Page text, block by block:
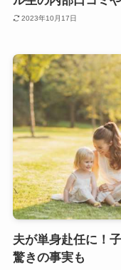
2023年10月17日
夫が単身赴任に！
驚きの事実も